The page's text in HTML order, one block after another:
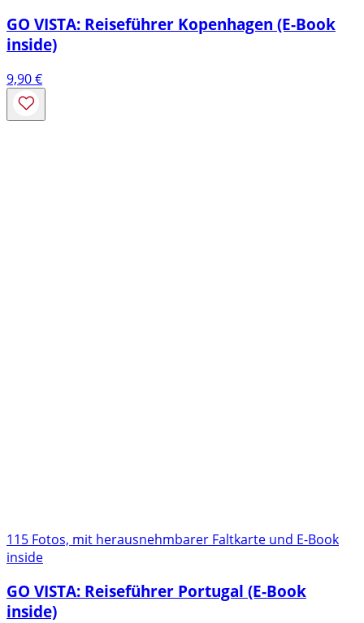
GO VISTA: Reiseführer Kopenhagen (E-Book
inside)
9,90€
115 Fotos, mit herausnehmbarer Faltkarte und E-Book
inside
GO VISTA: Reiseführer Portugal (E-Book
inside)